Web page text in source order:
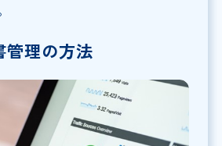
管理の方法